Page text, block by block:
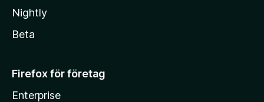
Nightly
Beta
Firefox för företag
Enterprise